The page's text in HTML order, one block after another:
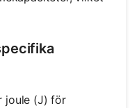
joule (J) för